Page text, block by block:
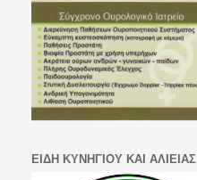
ΕΙΔΗ ΚΥΝΗΓΙΟΥ ΚΑΙ ΑΛΙΕΙΑΣ